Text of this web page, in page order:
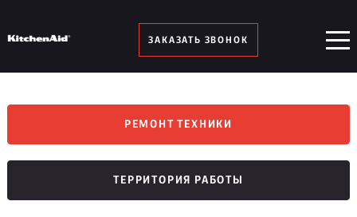
ЗАКАЗАТЬ ЗВОНОК
РЕМОНТ ТЕХНИКИ
ТЕРРИТОРИЯ РАБОТЫ